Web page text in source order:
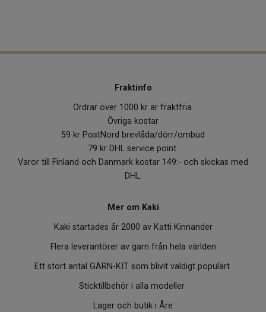
Fraktinfo
Ordrar över 1000 kr är fraktfria.
Övriga kostar
59 kr PostNord brevlåda/dörr/ombud
79 kr DHL service point
Varor till Finland och Danmark kostar 149:- och skickas med
DHL.
Mer om Kaki
Kaki startades år 2000 av Katti Kinnander
Flera leverantörer av garn från hela världen
Ett stort antal GARN-KIT som blivit väldigt populärt
Sticktillbehör i alla modeller
Lager och butik i Åre